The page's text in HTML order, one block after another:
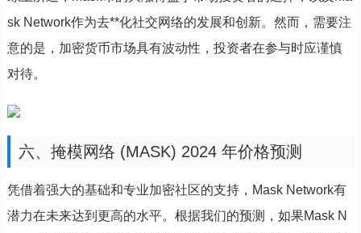
sk Network作为去**化社交网络的发展和创新。然而，需要注
意的是，加密货币市场具有波动性，投资者在参与时应谨慎
对待。
六、掩模网络 (MASK) 2024 年价格预测
凭借着强大的基础和专业加密社区的支持，Mask Network有
潜力在未来达到更高的水平。根据我们的预测，如果Mask N